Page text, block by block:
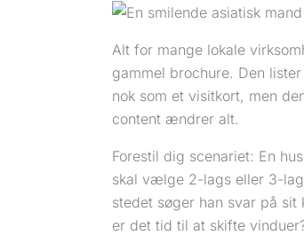
Alt for mange lokale
gammel brochure. Den
nok som et visitkort, men
content ændrer alt.
Forestil dig scenariet: En
skal vælge 2-lags eller 3-
stedet søger han svar på
er det tid til at skifte